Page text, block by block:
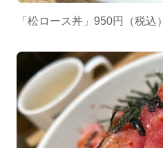
「松ロース丼」950円（税込）